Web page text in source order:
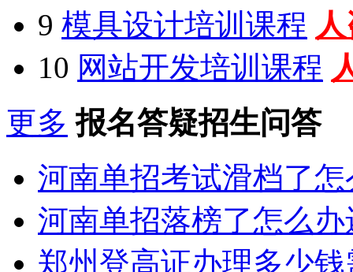
9 模具设计培训课程
10 网站开发培训课程
更多 报名答疑招生问答
河南单招考试滑档了
河南单招落榜了怎么
郑州登高证办理多少